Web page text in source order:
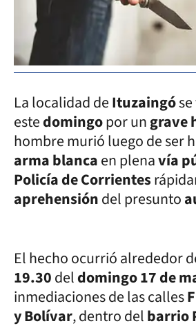
La localidad deItuzaingó
estedomingopor ungrave
hombre murió luego de ser
arma blancaen plenavía
Policía de Corrientes
aprehensióndel presunto
El hecho ocurrió alrededor
19.30deldomingo 17 de
inmediaciones de las calles
y Bolívar, dentro delbarrio